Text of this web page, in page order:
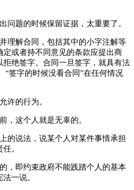
问题的时候保留证据，太重要了。
理解合同，包括其中的小字注解等
定或者持不同意见的条款应提出商
拒绝签字。合同一旦签字，就具有法
“签字的时候没看合同”在任何情况
许的行为。
，这个人就是无辜的。
的说法，说某个人对某件事情承担
。
，即约束政府不能践踏个人的基本
一说。